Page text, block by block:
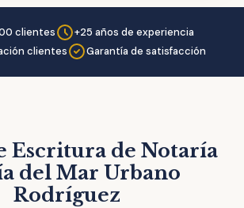
clientes
+25 años de experiencia
clientes
Garantía de satisfacción
Escritura de Notaría
del Mar Urbano
Rodríguez